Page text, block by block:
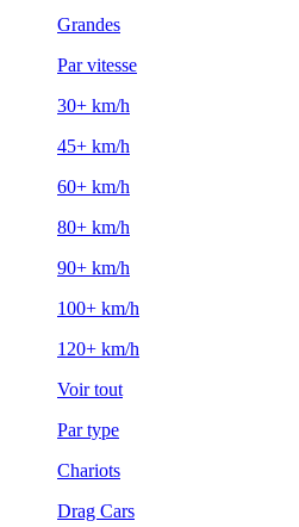
Grandes
Par vitesse
30+ km/h
45+ km/h
60+ km/h
80+ km/h
90+ km/h
100+ km/h
120+ km/h
Voir tout
Par type
Chariots
Drag Cars